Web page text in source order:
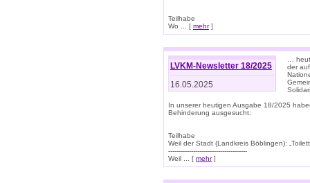
Teilhabe
Wo ... [ mehr]
LVKM-Newsletter 18/2025
16.05.2025
…
der
In unserer heutigen Ausgabe 18/2025
Behinderung ausgesucht:
Teilhabe
Weil der Stadt (Landkreis Böblingen):
--------------------------------------
Weil ... [ mehr]